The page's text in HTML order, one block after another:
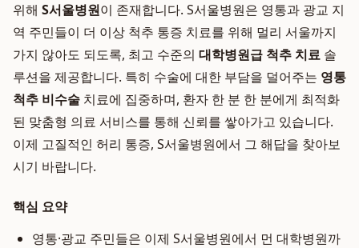
위해 S서울병원이 존재합니다. S서울병원은 영통과 광교 지
역 주민들이 더 이상 척추 통증 치료를 위해 멀리 서울까지
가지 않아도 되도록, 최고 수준의 대학병원급 척추 치료 솔
루션을 제공합니다. 특히 수술에 대한 부담을 덜어주는 영통
척추 비수술 치료에 집중하며, 환자 한 분 한 분에게 최적화
된 맞춤형 의료 서비스를 통해 신뢰를 쌓아가고 있습니다.
이제 고질적인 허리 통증, S서울병원에서 그 해답을 찾아보
시기 바랍니다.
핵심 요약
영통·광교 주민들은 이제 S서울병원에서 먼 대학병원까